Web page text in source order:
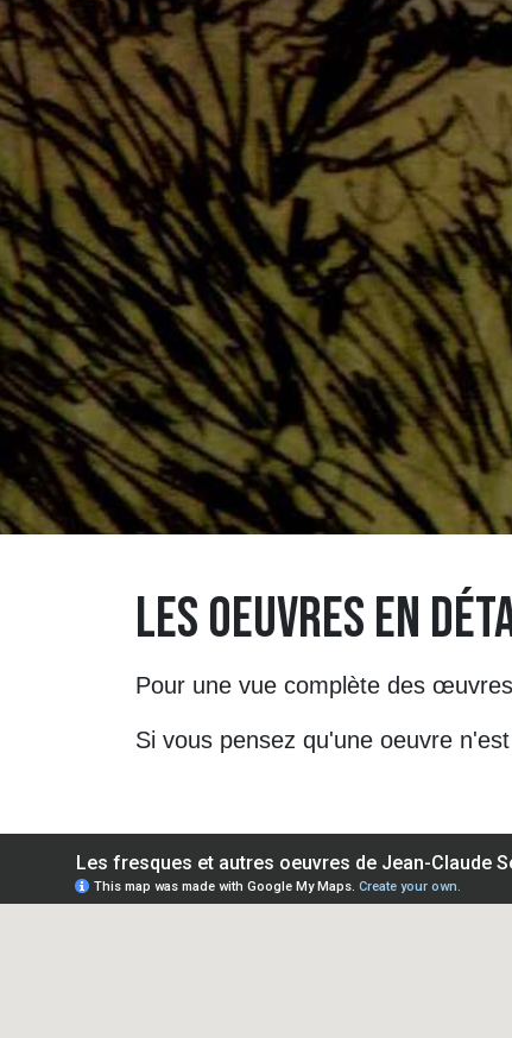
LES OEUVRES EN
Pour une vue complète des
Si vous pensez qu'une oeuvre